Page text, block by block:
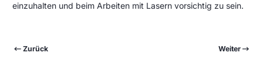
einzuhalten und beim Arbeiten mit Lasern vorsichtig zu sein.
Zurück Weiter